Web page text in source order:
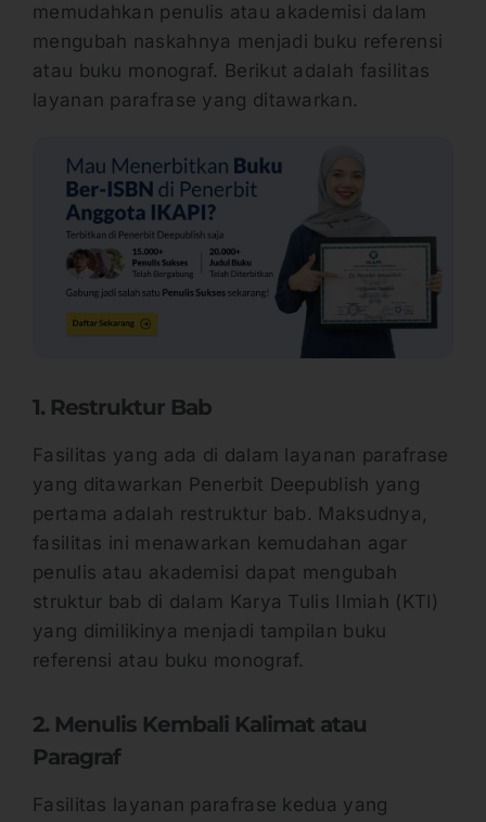
memudahkan penulis atau akademisi dalam
mengubah naskahnya menjadi buku referensi
atau buku monograf. Berikut adalah fasilitas
layanan parafrase yang ditawarkan.
1. Restruktur Bab
Fasilitas yang ada di dalam layanan parafrase
yang ditawarkan Penerbit Deepublish yang
pertama adalah restruktur bab. Maksudnya,
fasilitas ini menawarkan kemudahan agar
penulis atau akademisi dapat mengubah
struktur bab di dalam Karya Tulis Ilmiah (KTI)
yang dimilikinya menjadi tampilan buku
referensi atau buku monograf.
2. Menulis Kembali Kalimat atau
Paragraf
Fasilitas layanan parafrase kedua yang